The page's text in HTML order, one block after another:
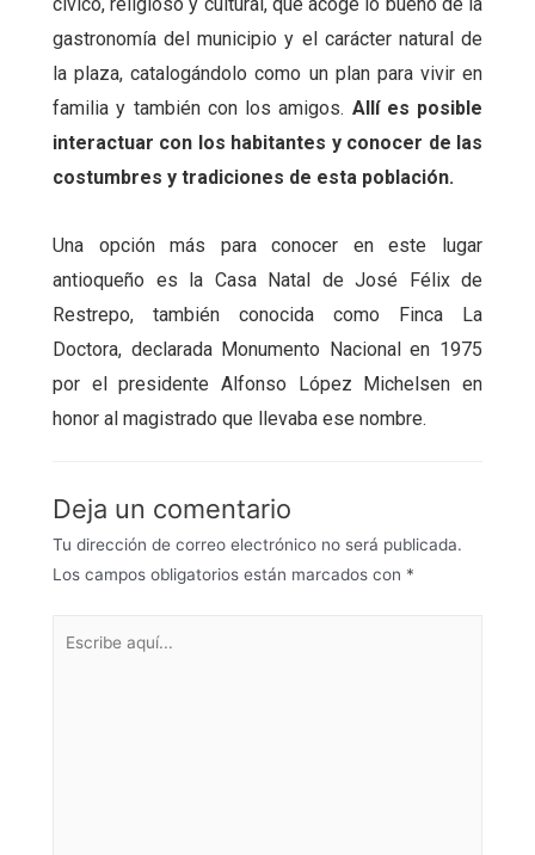
gastronomía del municipio y el carácter natural de
la plaza, catalogándolo como un plan para vivir en
familia y también con los amigos. Allí es posible
interactuar con los habitantes y conocer de las
costumbres y tradiciones de esta población.
Una opción más para conocer en este lugar
antioqueño es la Casa Natal de José Félix de
Restrepo, también conocida como Finca La
Doctora, declarada Monumento Nacional en 1975
por el presidente Alfonso López Michelsen en
honor al magistrado que llevaba ese nombre.
Deja un comentario
Tu dirección de correo electrónico no será publicada.
Los campos obligatorios están marcados con *